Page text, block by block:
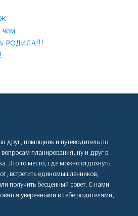
чём.
РОДИЛА!!!
друг, помощник и путеводитель по
вопросам планирования, ну и друг в
Это то место, где можно отдохнуть
встретить единомышленников,
получить бесценный совет. С нами
уверенными в себе родителями,